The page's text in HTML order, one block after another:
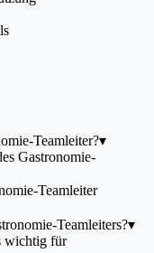
Teamleiter?▾
Gastronomie-
Teamleiter
Teamleiters?▾
wichtig für